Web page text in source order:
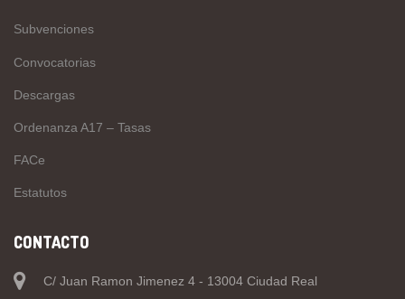
Subvenciones
Convocatorias
Descargas
Ordenanza A17 – Tasas
FACe
Estatutos
CONTACTO
C/ Juan Ramon Jimenez 4 - 13004 Ciudad Real